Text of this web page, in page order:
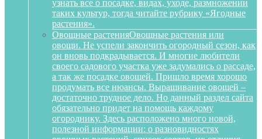
узнать все о посадке, видах, уходе, размножении
таких культур, тогда читайте рубрику «Ягодные
растения».
Овощные растенияОвощные растения или
овощи. Не успели закончить огородный сезон, как
он вновь подкрадывается. И многие любители
своего садового участка уже задумались о рассаде,
а так же посадке овощей. Пришло время хорошо
продумать все нюансы. Выращивание овощей –
достаточно трудное дело. Но данный раздел сайта
обязательно придет на помощь каждому
огороднику. Здесь расположено много новой,
полезной информации: о разновидностях